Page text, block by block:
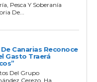
Pesca Y Soberanía
De...
Canarias Reconoce
Gasto Traerá
Del Grupo
Cerezo, Ha